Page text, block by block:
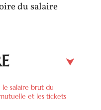
du salaire
salaire brut du
et les tickets